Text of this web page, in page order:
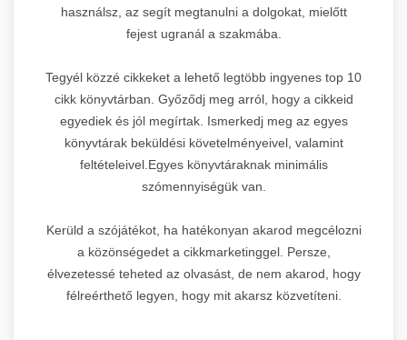
használsz, az segít megtanulni a dolgokat, mielőtt
fejest ugranál a szakmába.
Tegyél közzé cikkeket a lehető legtöbb ingyenes top 10
cikk könyvtárban. Győződj meg arról, hogy a cikkeid
egyediek és jól megírtak. Ismerkedj meg az egyes
könyvtárak beküldési követelményeivel, valamint
feltételeivel.Egyes könyvtáraknak minimális
szómennyiségük van.
Kerüld a szójátékot, ha hatékonyan akarod megcélozni
a közönségedet a cikkmarketinggel. Persze,
élvezetessé teheted az olvasást, de nem akarod, hogy
félreérthető legyen, hogy mit akarsz közvetíteni.